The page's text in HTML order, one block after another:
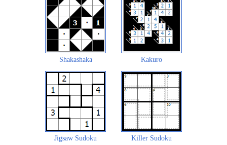
Shakashaka Kakuro
Jigsaw Sudoku Killer Sudoku